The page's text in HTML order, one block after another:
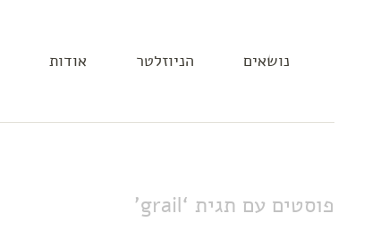
נושאים הניוזלטר אודות
פוסטים עם תגית ‘grail
’